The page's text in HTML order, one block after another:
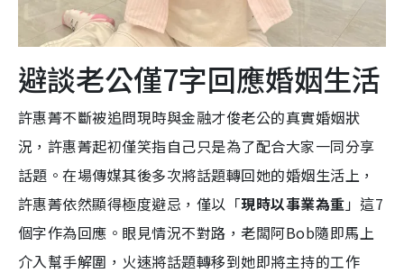
避談老公僅7字回應婚姻生活
許惠菁不斷被追問現時與金融才俊老公的真實婚姻狀
況，許惠菁起初僅笑指自己只是為了配合大家一同分享
話題。在場傳媒其後多次將話題轉回她的婚姻生活上，
許惠菁依然顯得極度避忌，僅以「現時以事業為重 」這7
個字作為回應。眼見情況不對路，老闆阿Bob隨即馬上
介入幫手解圍，火速將話題轉移到她即將主持的工作